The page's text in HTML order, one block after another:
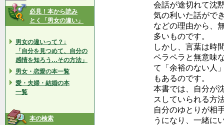
必見！本から読み
とく「男女の違い」
男女の違いって？↓
「自分を見つめて、自分の
感情を知ろう…その方法」
男女・恋愛の本一覧
愛・夫婦・結婚の本
一覧
本の検索
会話が途切れて沈
気の利いた話がで
などの理由から、
多いものです。
しかし、言葉は時
ペラペラと無意味
て「余裕のない人
もあるのです。
本書では、自分が
スしていられる方
自分のゆとりが相
うになり、一緒に